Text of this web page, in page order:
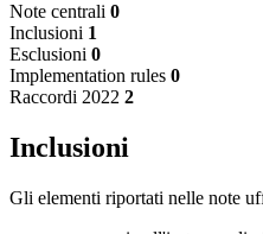
Note centrali 0
Inclusioni 1
Esclusioni 0
Implementation rules 0
Raccordi 2022 2
Inclusioni
Gli elementi riportati nelle note